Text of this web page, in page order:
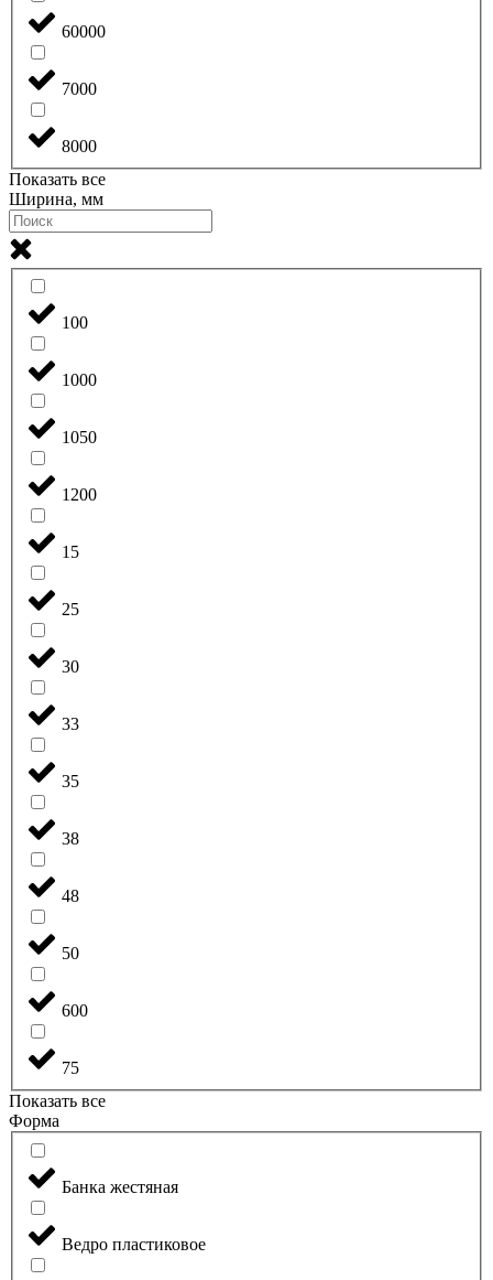
60000
7000
8000
Показать все
Ширина, мм
100
1000
1050
1200
15
25
30
33
35
38
48
50
600
75
Показать все
Форма
Банка жестяная
Ведро пластиковое